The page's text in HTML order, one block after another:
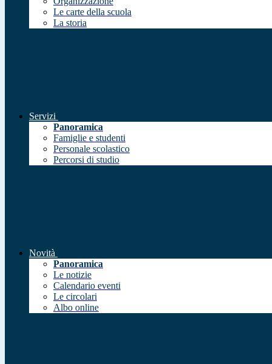
Le carte della scuola
La storia
Servizi
Panoramica
Famiglie e studenti
Personale scolastico
Percorsi di studio
Novità
Panoramica
Le notizie
Calendario eventi
Le circolari
Albo online